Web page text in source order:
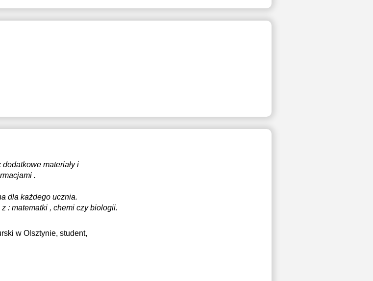
materiały i
.
dla każdego ucznia.
: matematki , chemi czy biologii.
w Olsztynie, student,